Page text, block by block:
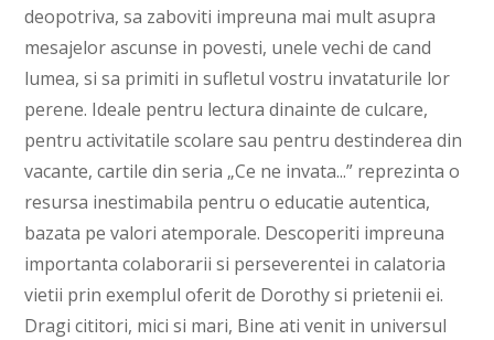
deopotriva, sa zaboviti impreuna mai mult asupra
mesajelor ascunse in povesti, unele vechi de cand
lumea, si sa primiti in sufletul vostru invataturile lor
perene. Ideale pentru lectura dinainte de culcare,
pentru activitatile scolare sau pentru destinderea din
vacante, cartile din seria „Ce ne invata...” reprezinta o
resursa inestimabila pentru o educatie autentica,
bazata pe valori atemporale. Descoperiti impreuna
importanta colaborarii si perseverentei in calatoria
vietii prin exemplul oferit de Dorothy si prietenii ei.
Dragi cititori, mici si mari, Bine ati venit in universul